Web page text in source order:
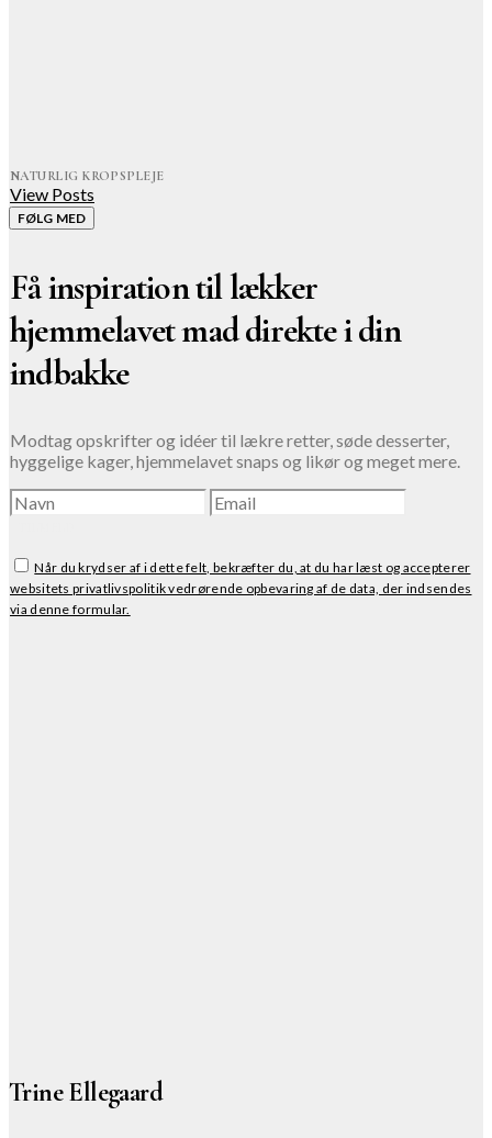
NATURLIG KROPSPLEJE
View Posts
FØLG MED
Få inspiration til lækker
hjemmelavet mad direkte i din
indbakke
Modtag opskrifter og idéer til lækre retter, søde desserter,
hyggelige kager, hjemmelavet snaps og likør og meget mere.
Når du krydser af i dette felt, bekræfter du, at du har læst og accepterer
websitets privatlivspolitik vedrørende opbevaring af de data, der indsendes
via denne formular.
Trine Ellegaard